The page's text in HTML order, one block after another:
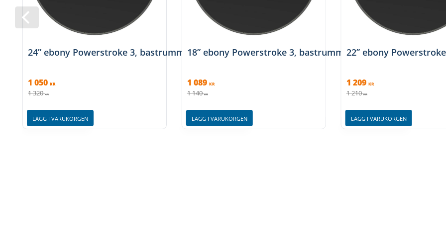
24” ebony Powerstroke 3, bastrumma, Remo
1 050 KR
1 320 KR
LÄGG I VARUKORGEN
18” ebony Powerstroke 3, bastrumma, Remo
1 089 KR
1 140 KR
LÄGG I VARUKORGEN
22” ebony
1 209 KR
1 210 KR
LÄGG I VARUKORGEN